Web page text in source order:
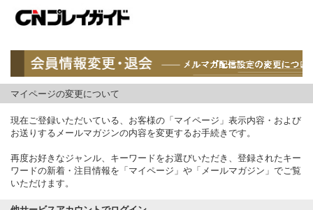
マイページの変更について
現在ご登録いただいている、お客様の「マイページ」表示内容・および
お送りするメールマガジンの内容を変更するお手続きです。
再度お好きなジャンル、キーワードをお選びいただき、登録されたキー
ワードの新着・注目情報を「マイページ」や「メールマガジン」でご覧
いただけます。